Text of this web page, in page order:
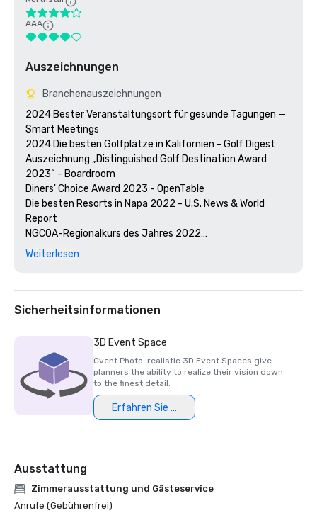
AAA
Auszeichnungen
Branchenauszeichnungen
2024 Bester Veranstaltungsort für gesunde Tagungen —
Smart Meetings
2024 Die besten Golfplätze in Kalifornien - Golf Digest
Auszeichnung „Distinguished Golf Destination Award
2023“ - Boardroom
Diners' Choice Award 2023 - OpenTable
Die besten Resorts in Napa 2022 - U.S. News & World
Report
NGCOA-Regionalkurs des Jahres 2022
Gewinner des Travelers' Choice Award 2021 - Tripadvisor
Travelers' Choice Award 2020 - Tripadvisor
Bestes Day Spa 2020 - Napa Valley Life Magazine
TripAdvisor-Zertifikat für Exzellenz 2018 und 2019
Leserpreis 2018 und 2019 - Condé Nast Traveler
Platinum Choice Award 2016 und 2017 — Smart Meetings
Best of Resorts 2017 — Treffen heute
Weiterlesen
Sicherheitsinformationen
3D Event Space
Cvent Photo-realistic 3D Event Spaces give
planners the ability to realize their vision down
to the finest detail.
Erfahren Sie mehr
Ausstattung
Zimmerausstattung und Gästeservice
Anrufe (Gebührenfrei)